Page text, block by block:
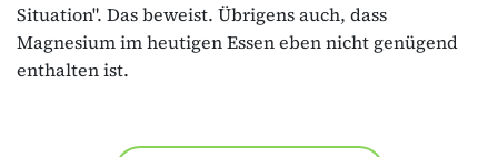
Situation". Das beweist. Übrigens auch, dass
Magnesium im heutigen Essen eben nicht genügend
enthalten ist.